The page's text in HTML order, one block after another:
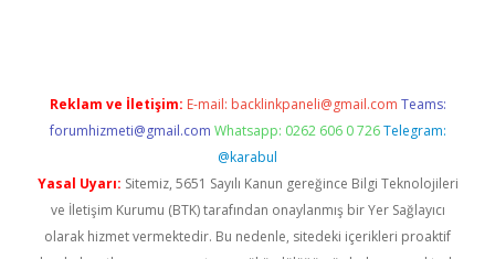
Reklam ve İletişim: E-mail: backlinkpaneli@gmail.com Teams:
forumhizmeti@gmail.com Whatsapp: 0262 606 0 726 Telegram:
@karabul
Yasal Uyarı: Sitemiz, 5651 Sayılı Kanun gereğince Bilgi Teknolojileri
ve İletişim Kurumu (BTK) tarafından onaylanmış bir Yer Sağlayıcı
olarak hizmet vermektedir. Bu nedenle, sitedeki içerikleri proaktif